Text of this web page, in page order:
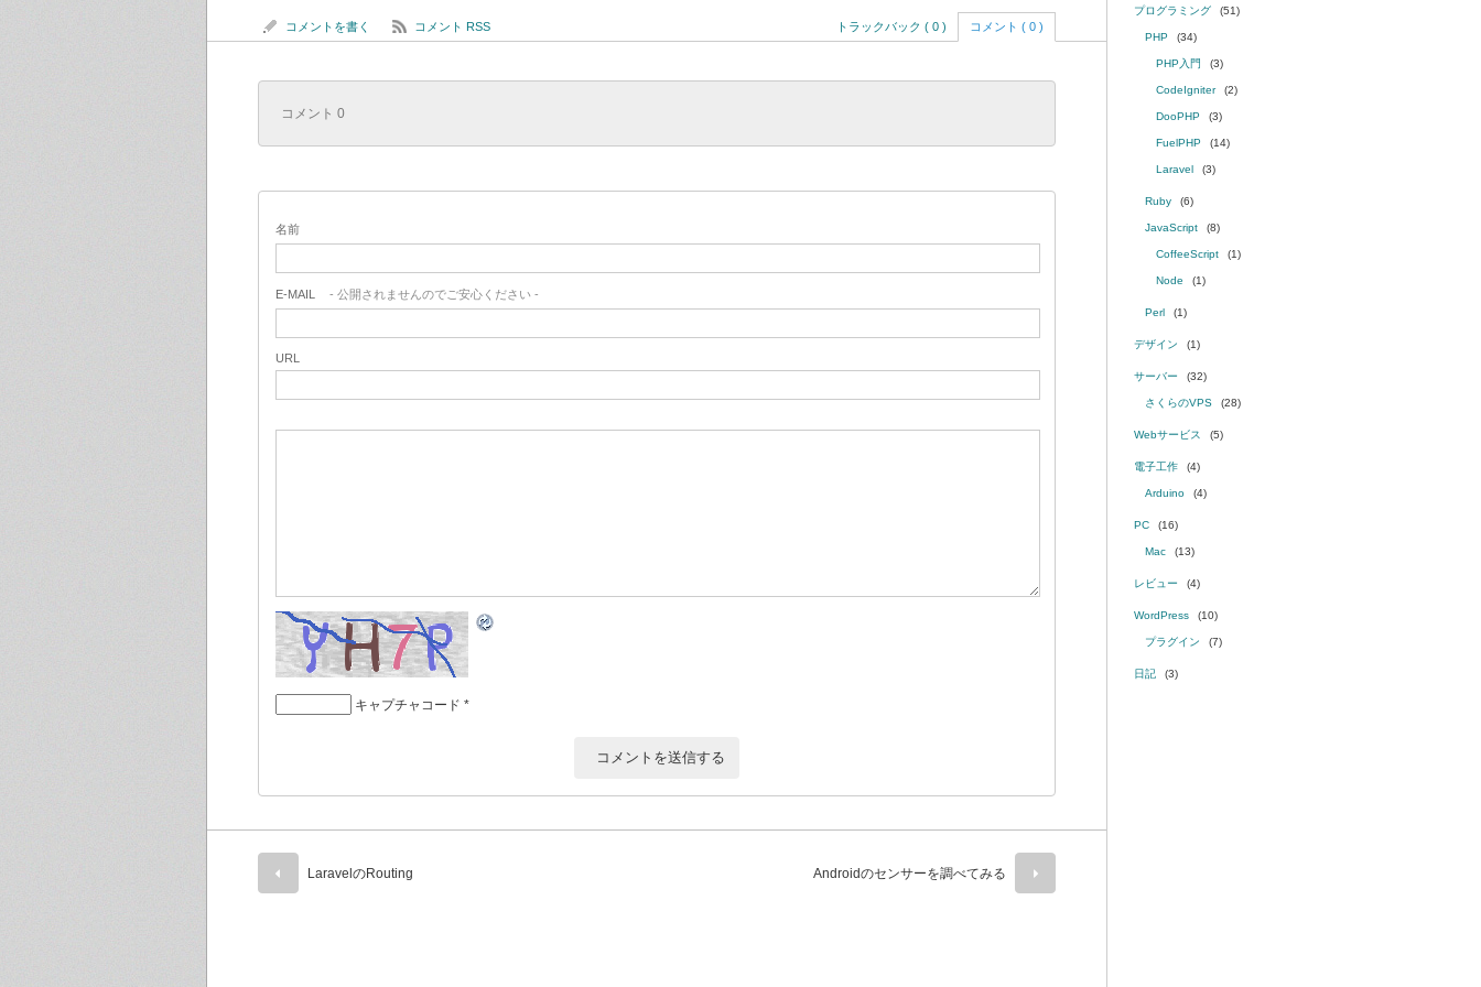
コメントを書く コメント RSS トラックバック ( 0 ) コメント ( 0 )
コメント 0
名前
E-MAIL - 公開されませんのでご安心ください -
URL
キャプチャコード *
LaravelのRouting Androidのセンサーを調べてみる
プログラミング (51)
PHP (34)
PHP入門 (3)
CodeIgniter (2)
DooPHP (3)
FuelPHP (14)
Laravel (3)
Ruby (6)
JavaScript (8)
CoffeeScript (1)
Node (1)
Perl (1)
デザイン (1)
サーバー (32)
さくらのVPS (28)
Webサービス (5)
電子工作 (4)
Arduino (4)
PC (16)
Mac (13)
レビュー (4)
WordPress (10)
プラグイン (7)
日記 (3)